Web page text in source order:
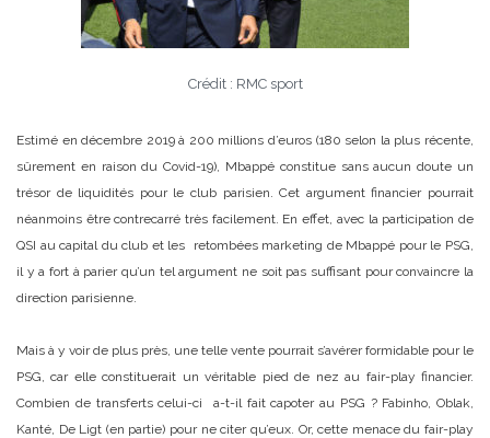
Crédit : RMC sport
Estimé en décembre 2019 à 200 millions d’euros (180 selon la plus récente,
sûrement en raison du Covid-19), Mbappé constitue sans aucun doute un
trésor de liquidités pour le club parisien. Cet argument financier pourrait
néanmoins être contrecarré très facilement. En effet, avec la participation de
QSI au capital du club et les retombées marketing de Mbappé pour le PSG,
il y a fort à parier qu’un tel argument ne soit pas suffisant pour convaincre la
direction parisienne.
Mais à y voir de plus près, une telle vente pourrait s’avérer formidable pour le
PSG, car elle constituerait un véritable pied de nez au fair-play financier.
Combien de transferts celui-ci a-t-il fait capoter au PSG ? Fabinho, Oblak,
Kanté, De Ligt (en partie) pour ne citer qu’eux. Or, cette menace du fair-play